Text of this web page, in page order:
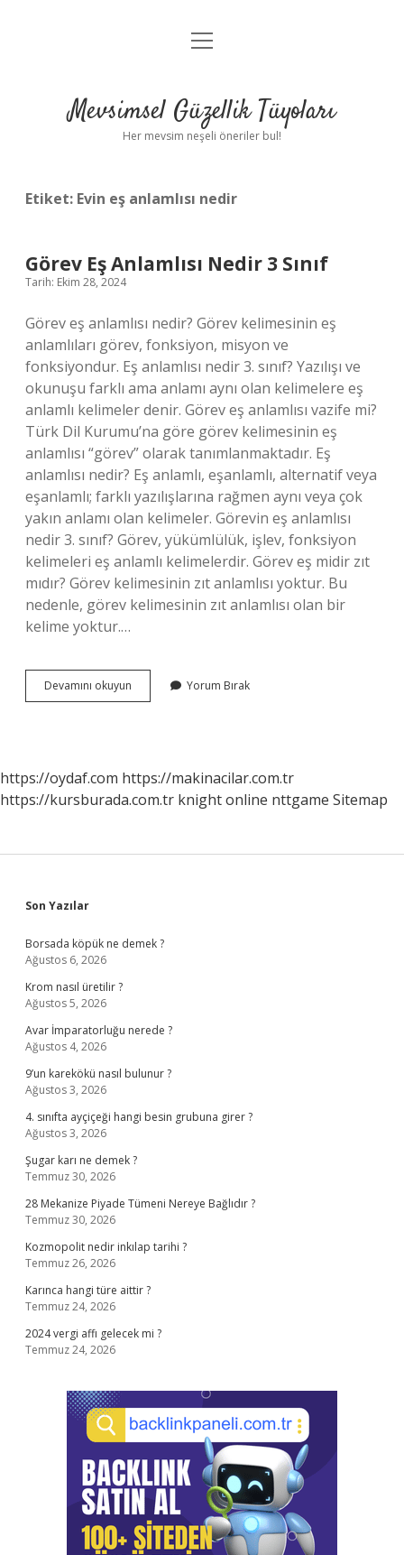
Anasayfa
Yasal Uyarı
menüyü
Mevsimsel Güzellik Tüyoları
Her mevsim neşeli öneriler bul!
Etiket: Evin eş anlamlısı nedir
Görev Eş Anlamlısı Nedir 3 Sınıf
Tarih: Ekim 28, 2024
Görev eş anlamlısı nedir? Görev kelimesinin eş
anlamlıları görev, fonksiyon, misyon ve
fonksiyondur. Eş anlamlısı nedir 3. sınıf? Yazılışı ve
okunuşu farklı ama anlamı aynı olan kelimelere eş
anlamlı kelimeler denir. Görev eş anlamlısı vazife mi?
Türk Dil Kurumu’na göre görev kelimesinin eş
anlamlısı “görev” olarak tanımlanmaktadır. Eş
anlamlısı nedir? Eş anlamlı, eşanlamlı, alternatif veya
eşanlamlı; farklı yazılışlarına rağmen aynı veya çok
yakın anlamı olan kelimeler. Görevin eş anlamlısı
nedir 3. sınıf? Görev, yükümlülük, işlev, fonksiyon
kelimeleri eş anlamlı kelimelerdir. Görev eş midir zıt
mıdır? Görev kelimesinin zıt anlamlısı yoktur. Bu
nedenle, görev kelimesinin zıt anlamlısı olan bir
kelime yoktur.…
Devamını okuyun
Eş
Yorum Bırak
https://oydaf.com https://makinacilar.com.tr
https://kursburada.com.tr knight online nttgame Sitemap
Sidebar
Son Yazılar
Borsada köpük ne demek ?
Ağustos 6, 2026
Krom nasıl üretilir ?
Ağustos 5, 2026
Avar İmparatorluğu nerede ?
Ağustos 4, 2026
9’un karekökü nasıl bulunur ?
Ağustos 3, 2026
4. sınıfta ayçiçeği hangi besin grubuna girer ?
Ağustos 3, 2026
Şugar karı ne demek ?
Temmuz 30, 2026
28 Mekanize Piyade Tümeni Nereye Bağlıdır ?
Temmuz 30, 2026
Kozmopolit nedir inkılap tarihi ?
Temmuz 26, 2026
Karınca hangi türe aittir ?
Temmuz 24, 2026
2024 vergi affı gelecek mi ?
Temmuz 24, 2026